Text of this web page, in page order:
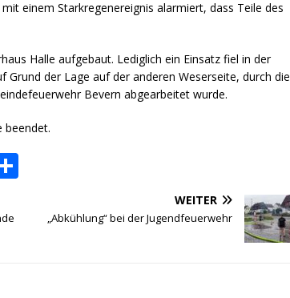
einem Starkregenereignis alarmiert, dass Teile des
Halle aufgebaut. Lediglich ein Einsatz fiel in der
der Lage auf der anderen Weserseite, durch die
Bevern abgearbeitet wurde.
beendet.
WEITER
„Abkühlung“ bei der Jugendfeuerwehr